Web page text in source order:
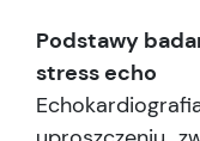
Podstawy
stress echo